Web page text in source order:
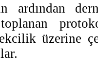
ardından
üzerine